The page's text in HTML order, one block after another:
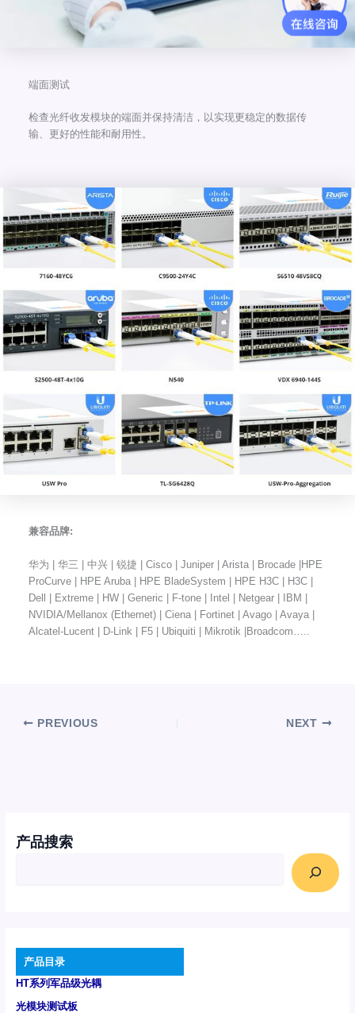
产品搜索
产品目录
HT系列军品级光耦
光模块测试板
端面测试
检查光纤收发模块的端面并保持清洁，以实现更稳定的数据传
输、更好的性能和耐用性。
兼容品牌:
华为 | 华三 | 中兴 | 锐捷 | Cisco | Juniper | Arista | Brocade |HPE
ProCurve | HPE Aruba | HPE BladeSystem | HPE H3C | H3C |
Dell | Extreme | HW | Generic | F-tone | Intel | Netgear | IBM |
NVIDIA/Mellanox (Ethernet) | Ciena | Fortinet | Avago | Avaya |
Alcatel-Lucent | D-Link | F5 | Ubiquiti | Mikrotik |Broadcom…..
PREVIOUS NEXT